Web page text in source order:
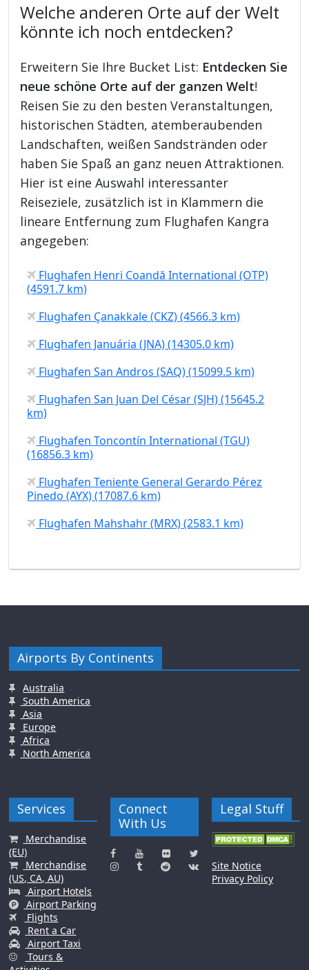
Welche anderen Orte auf der Welt
könnte ich noch entdecken?
Erweitern Sie Ihre Bucket List: Entdecken Sie
neue schöne Orte auf der ganzen Welt!
Reisen Sie zu den besten Veranstaltungen,
historischen Städten, atemberaubenden
Landschaften, weißen Sandstränden oder
haben Sie Spaß an ganz neuen Attraktionen.
Hier ist eine Auswahl interessanter
Reiseziele, zusätzlich ist in Klammern die
lineare Entfernung zum Flughafen Kangra
angegeben:
Flughafen Henri Coandă International (OTP)
(4591.7 km)
Flughafen Çanakkale (CKZ) (4566.3 km)
Flughafen Januária (JNA) (14305.0 km)
Flughafen San Andros (SAQ) (15099.5 km)
Flughafen San Juan Del César (SJH) (15645.2
km)
Flughafen Toncontín International (TGU)
(16856.3 km)
Flughafen Teniente General Gerardo Pérez
Pinedo (AYX) (17087.6 km)
Flughafen Mahshahr (MRX) (2583.1 km)
Airports By Continents
Australia
South America
Asia
Europe
Africa
North America
Services
Merchandise
(EU)
Merchandise
(US, CA, AU)
Airport Hotels
Airport Parking
Flights
Rent a Car
Airport Taxi
Tours &
Connect
With Us
Legal Stuff
Site Notice
Privacy Policy